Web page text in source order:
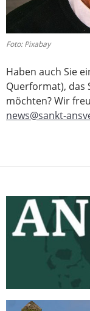
Foto: Pixabay
Haben auch Sie
Querformat), das
möchten? Wir
news@sankt-